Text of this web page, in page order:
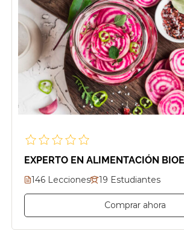
EXPERTO EN ALIMENTACIÓN
146 Lecciones 19 Estudiantes
Comprar ahora